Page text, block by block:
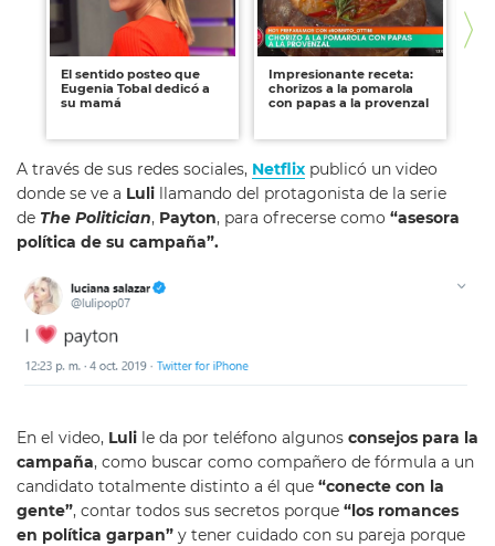
El sentido posteo que
Eugenia Tobal dedicó a
su mamá
Impresionante receta:
chorizos a la pomarola
con papas a la provenzal
A través de sus redes sociales, Netflix publicó un video
donde se ve a Luli llamando del protagonista de la serie
de The Politician, Payton, para ofrecerse como “asesora
política de su campaña”.
En el video, Luli le da por teléfono algunos consejos para la
campaña, como buscar como compañero de fórmula a un
candidato totalmente distinto a él que “conecte con la
gente”, contar todos sus secretos porque “los romances
en política garpan” y tener cuidado con su pareja porque